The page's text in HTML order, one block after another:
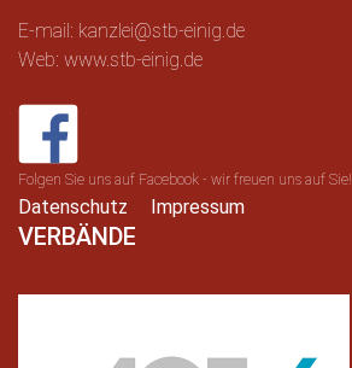
E-mail: kanzlei@stb-einig.de
Web: www.stb-einig.de
Folgen Sie uns auf Facebook - wir freuen uns auf Sie!
Datenschutz Impressum
VERBÄNDE